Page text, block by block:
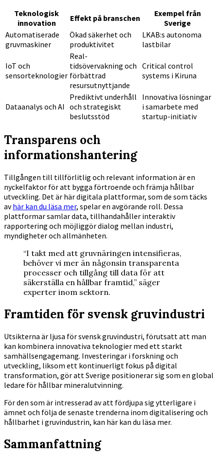
Teknologisk
innovation
Effekt på branschen
Exempel från
Sverige
Automatiserade
gruvmaskiner
Ökad säkerhet och
produktivitet
LKAB:s autonoma
lastbilar
IoT och
sensorteknologier
Real-
tidsövervakning och
förbättrad
resursutnyttjande
Critical control
systems i Kiruna
Dataanalys och AI
Prediktivt underhåll
och strategiskt
beslutsstöd
Innovativa lösningar
i samarbete med
startup-initiativ
Transparens och
informationshantering
Tillgången till tillförlitlig och relevant information är en
nyckelfaktor för att bygga förtroende och främja hållbar
utveckling. Det är här digitala plattformar, som de som täcks
avhär kan du läsa mer, spelar en avgörande roll. Dessa
plattformar samlar data, tillhandahåller interaktiv
rapportering och möjliggör dialog mellan industri,
myndigheter och allmänheten.
“I takt med att gruvnäringen intensifieras,
behöver vi mer än någonsin transparenta
processer och tillgång till data för att
säkerställa en hållbar framtid,” säger
experter inom sektorn.
Framtiden för svensk gruvindustri
Utsikterna är ljusa för svensk gruvindustri, förutsatt att man
kan kombinera innovativa teknologier med ett starkt
samhällsengagemang. Investeringar i forskning och
utveckling, liksom ett kontinuerligt fokus på digital
transformation, gör att Sverige positionerar sig som en global
ledare för hållbar mineralutvinning.
För den som är intresserad av att fördjupa sig ytterligare i
ämnet och följa de senaste trenderna inom digitalisering och
hållbarhet i gruvindustrin, kan här kan du läsa mer.
Sammanfattning